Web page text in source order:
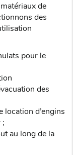
de
des
pour le
des
location d’engins
;
au long de la